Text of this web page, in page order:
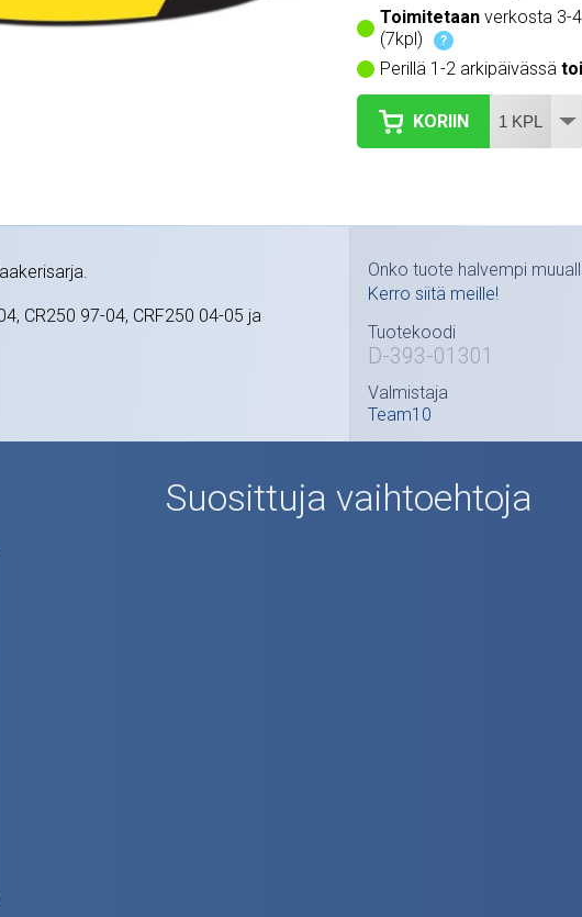
Toimitetaanverkosta 3-
(7kpl)
?
Perillä 1-2 arkipäivässä
KORIIN
CR250 97-04, CRF250 04-05 ja
Onko tuote halvempi
Kerro siitä meille!
Tuotekoodi
D-393-01301
Valmistaja
Team10
Suosittuja vaihtoehtoja